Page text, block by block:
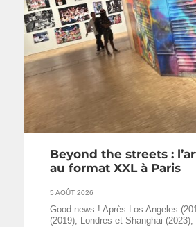
Beyond the streets :
au format XXL à Paris
5 AOÛT 2026
Good news ! Après Los Angeles
(2019), Londres et Shanghai